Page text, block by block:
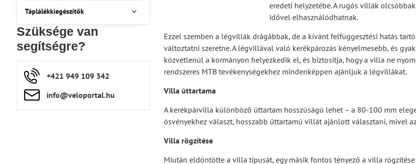
eredeti helyzetébe. A rugós villák
idővel elhasználódhatnak.
Ezzel szemben a légvillák drágábbak, de a kívánt felfüggesztési hatás
változtatni szeretne. A légvillával való kerékpározás kényelmesebb, és
közvetlenül a kormányon helyezkedik el, és biztosítja, hogy a villa ne
rendszeres MTB tevékenységekhez mindenképpen ajánljuk a légvillákat.
Villa úttartama
A kerékpárvilla különböző úttartam hosszúságú lehet – a 80-100 mm
ösvényekhez választ, hosszabb úttartamú villát ajánlott választani, mivel
Villa rögzítése
Miután eldöntötte a villa típusát, egy másik fontos tényező a villa
Táplálékkiegészítők
Szüksége van
segítségre?
+421 949 109 342
info​​@veloportal​.hu